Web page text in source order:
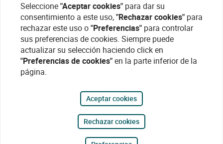
Seleccione"Aceptar cookies" para dar su
consentimiento a este uso,"Rechazar cookies" para
rechazar este uso o"Preferencias" para controlar
sus preferencias de cookies. Siempre puede
actualizar su selección haciendo click en
"Preferencias de cookies"en la parte inferior de la
página.
Aceptar cookies
Rechazar cookies